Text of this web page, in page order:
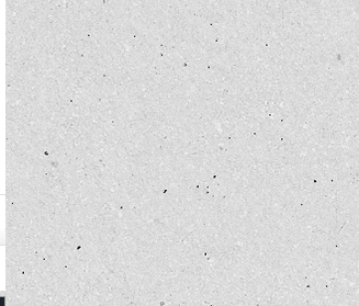
MOON Equipped Iron Cross スウェ
ットシャツ ブラック
6,380円～7,480円
(税込)
Pacific Rod
Hawaii
ト ウィン
1,650円